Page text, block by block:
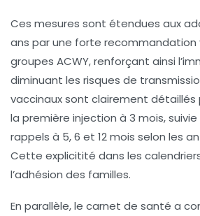
Ces mesures sont étendues aux
ans par une forte recommandation
groupes ACWY, renforçant ainsi
diminuant les risques de
vaccinaux sont clairement détaillés
la première injection à 3 mois,
rappels à 5, 6 et 12 mois selon les
Cette explicitité dans les
l’adhésion des familles.
En parallèle, le carnet de santé a